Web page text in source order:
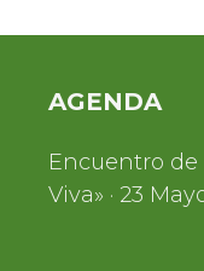
AGENDA
Encuentro
Viva» · 23